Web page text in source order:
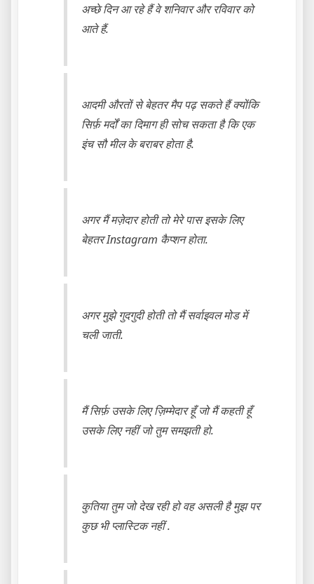
अच्छे दिन आ रहे हैं वे शनिवार और रविवार को
आते हैं.
आदमी औरतों से बेहतर मैप पढ़ सकते हैं क्योंकि
सिर्फ़ मर्दों का दिमाग ही सोच सकता है कि एक
इंच सौ मील के बराबर होता है.
अगर मैं मज़ेदार होती तो मेरे पास इसके लिए
बेहतर Instagram कैप्शन होता.
अगर मुझे गुदगुदी होती तो मैं सर्वाइवल मोड में
चली जाती.
मैं सिर्फ़ उसके लिए ज़िम्मेदार हूँ जो मैं कहती हूँ
उसके लिए नहीं जो तुम समझती हो.
कुतिया तुम जो देख रही हो वह असली है मुझ पर
कुछ भी प्लास्टिक नहीं .